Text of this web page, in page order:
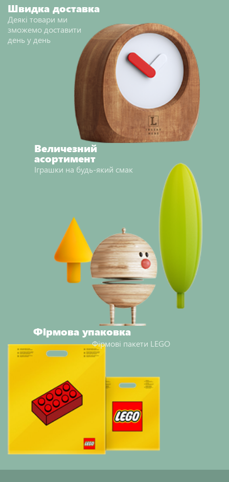
Швидка доставка
Деякі товари ми
зможемо доставити
день у день
Величезний
асортимент
Іграшки на будь-який смак
Фірмова упаковка
Фірмові пакети LEGO